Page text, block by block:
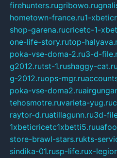
firehunters.rugribowo.ru
hometown-france.ru1-
shop-garena.rucricetc-1-
one-life-story.rutop-
poka-vse-doma-2.ru3-d-
g2012.rutst-1.rushaggy-cat.ru
g-2012.ruops-mgr.ru
poka-vse-doma2.ru
tehosmotre.ruvarieta-yug.ru
raytor-d.ruatillagunn.ru3d-
1xbeticricetc1xbetti5.ru
store-brawl-stars.rukts-
sindika-01.rusp-life.rux-